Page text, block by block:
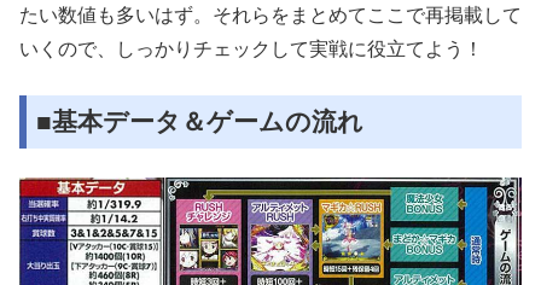
たい数値も多いはず。それらをまとめてここで再掲載して
いくので、しっかりチェックして実戦に役立てよう！
■基本データ＆ゲームの流れ